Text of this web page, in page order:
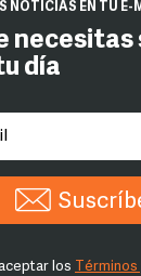
NOTICIAS EN TU E-
necesitas
día
los